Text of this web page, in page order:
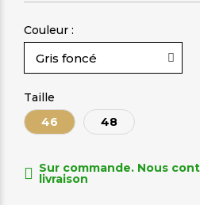
Couleur :
Taille
46
48
Sur commande. Nous
livraison